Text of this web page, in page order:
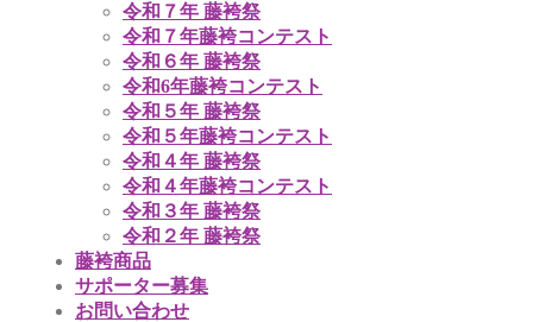
令和７年 藤袴祭
令和７年藤袴コンテスト
令和６年 藤袴祭
令和6年藤袴コンテスト
令和５年 藤袴祭
令和５年藤袴コンテスト
令和４年 藤袴祭
令和４年藤袴コンテスト
令和３年 藤袴祭
令和２年 藤袴祭
藤袴商品
サポーター募集
お問い合わせ